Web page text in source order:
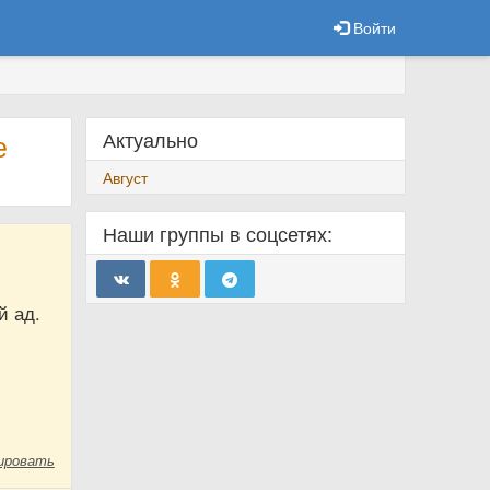
Войти
ад.
Актуально
Август
Наши группы в соцсетях: